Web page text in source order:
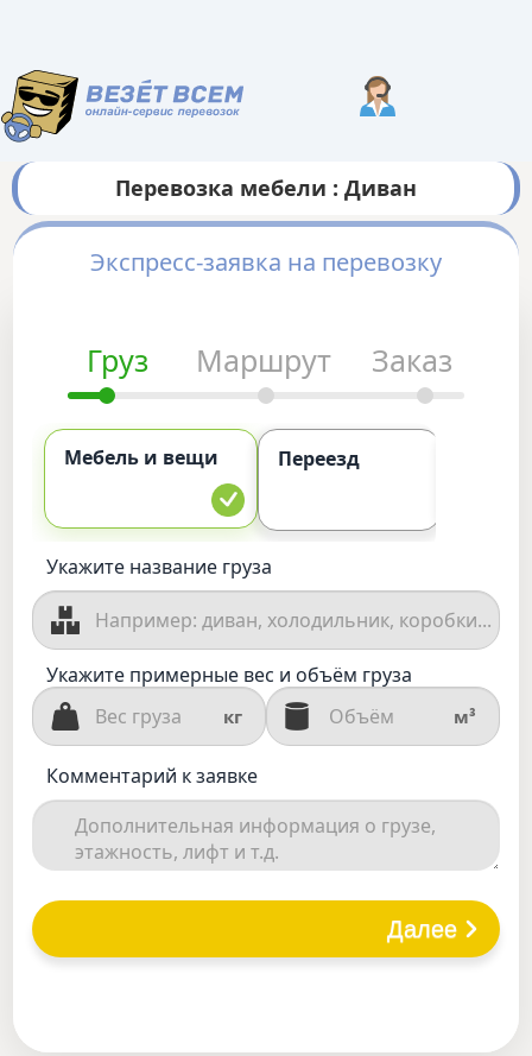
Перевозка мебели : Диван
Экспресс-заявка на перевозку
Груз Маршрут Заказ
Мебель и вещи Переезд
Укажите название груза
Укажите примерные вес и объём груза
кг м³
Комментарий к заявке
Далее